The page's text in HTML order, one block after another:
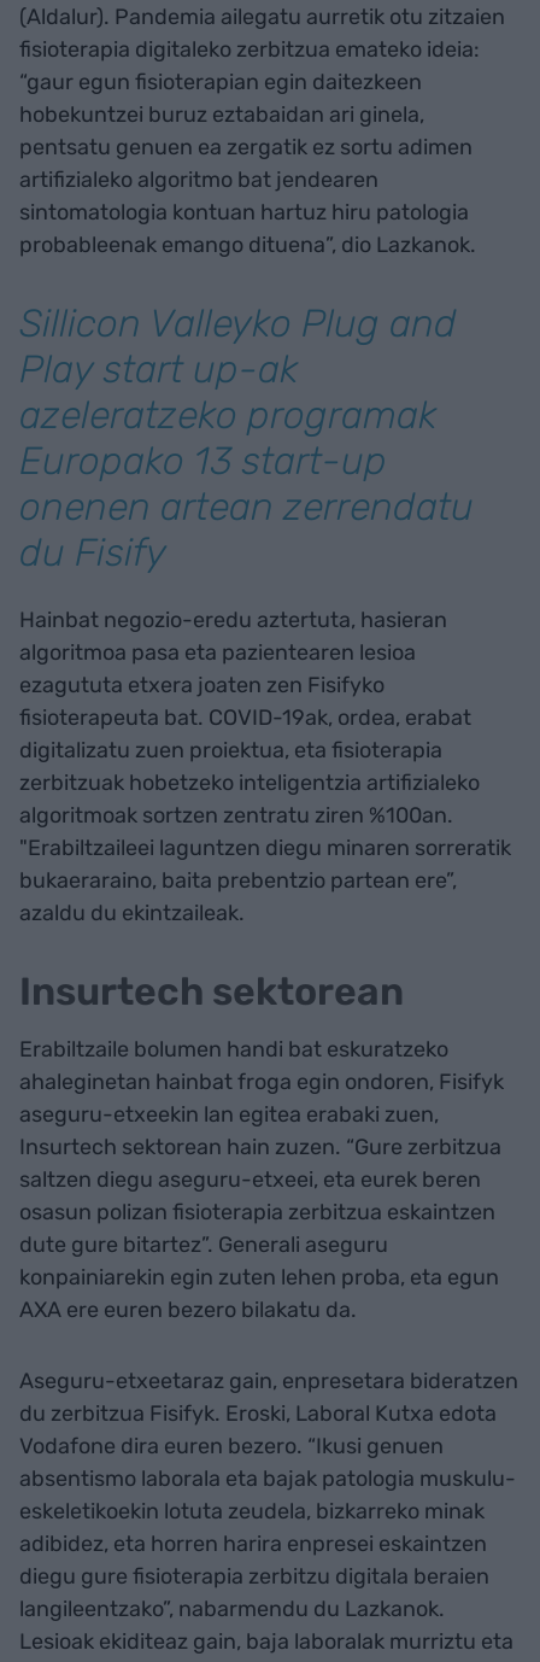
(Aldalur). Pandemia ailegatu aurretik otu zitzaien
fisioterapia digitaleko zerbitzua emateko ideia:
“gaur egun fisioterapian egin daitezkeen
hobekuntzei buruz eztabaidan ari ginela,
pentsatu genuen ea zergatik ez sortu adimen
artifizialeko algoritmo bat jendearen
sintomatologia kontuan hartuz hiru patologia
probableenak emango dituena”, dio Lazkanok.
Sillicon Valleyko Plug and
Play start up-ak
azeleratzeko programak
Europako 13 start-up
onenen artean zerrendatu
du Fisify
Hainbat negozio-eredu aztertuta, hasieran
algoritmoa pasa eta pazientearen lesioa
ezagututa etxera joaten zen Fisifyko
fisioterapeuta bat. COVID-19ak, ordea, erabat
digitalizatu zuen proiektua, eta fisioterapia
zerbitzuak hobetzeko inteligentzia artifizialeko
algoritmoak sortzen zentratu ziren %100an.
"Erabiltzaileei laguntzen diegu minaren sorreratik
bukaeraraino, baita prebentzio partean ere”,
azaldu du ekintzaileak.
Insurtech sektorean
Erabiltzaile bolumen handi bat eskuratzeko
ahaleginetan hainbat froga egin ondoren, Fisifyk
aseguru-etxeekin lan egitea erabaki zuen,
Insurtech sektorean hain zuzen. “Gure zerbitzua
saltzen diegu aseguru-etxeei, eta eurek beren
osasun polizan fisioterapia zerbitzua eskaintzen
dute gure bitartez”. Generali aseguru
konpainiarekin egin zuten lehen proba, eta egun
AXA ere euren bezero bilakatu da.
Aseguru-etxeetaraz gain, enpresetara bideratzen
du zerbitzua Fisifyk. Eroski, Laboral Kutxa edota
Vodafone dira euren bezero. “Ikusi genuen
absentismo laborala eta bajak patologia muskulu-
eskeletikoekin lotuta zeudela, bizkarreko minak
adibidez, eta horren harira enpresei eskaintzen
diegu gure fisioterapia zerbitzu digitala beraien
langileentzako”, nabarmendu du Lazkanok.
Lesioak ekiditeaz gain, baja laboralak murriztu eta